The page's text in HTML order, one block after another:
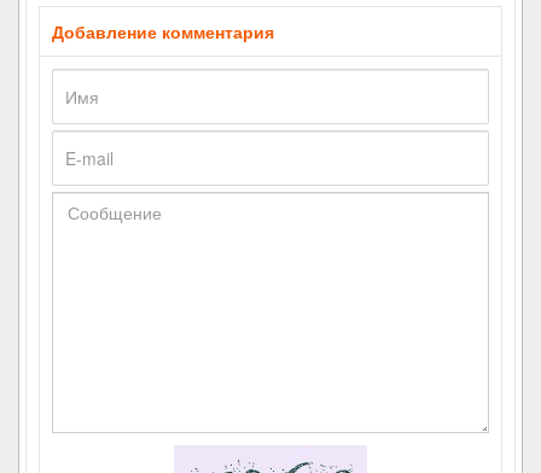
Добавление комментария